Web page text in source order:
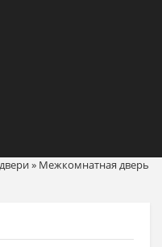
» Межкомнатная дверь